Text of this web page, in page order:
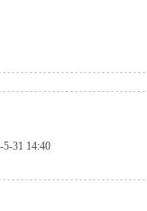
5-31 14:40